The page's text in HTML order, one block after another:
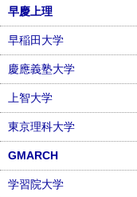
早慶上理
早稲田大学
慶應義塾大学
上智大学
東京理科大学
GMARCH
学習院大学